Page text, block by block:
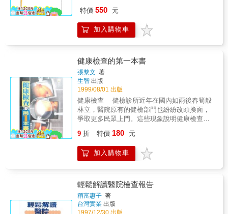
人的健康評估。本書是以對人的身、心、社會
的健康評估為中心編寫的護理學教科學。
特價 550 元
加入購物車
健康檢查的第一本書
張黎文 著
生智 出版
1999/08/01 出版
健康檢查 健檢診所近年在國內如雨後春筍般
林立，醫院原有的健檢部門也紛紛改頭換面，
爭取更多民眾上門。這些現象說明健康檢查不
求。 但問題來了！怎麼選擇健檢機構？診所
好，還是醫院好？而且健檢等級那麼多，應該
選擇哪一種？幾乎所有想要做健檢的人，一開
因為一、兩個異常數據而緊張得半死，有的人
則以為一切正常，就是健康滿分。這種情況恐
怕有檢查比沒檢查還糟。 在健檢資訊如此缺
乏的情況下，本書提供所有讀者最實用的資
9 折 特價 180 元
加入購物車
輕鬆解讀醫院檢查報告
稻富惠子 著
台灣實業 出版